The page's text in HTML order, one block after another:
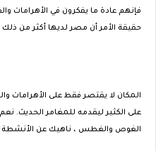
فإنهم عادة ما يفكرون في الأهرامات
حقيقة الأمر أن مصر لديها أكثر من ذلك
المكان لا يقتصر فقط على الأهرامات
على الكثير ليقدمه للمغامر الحديث.
الغوص والغطس ، ناهيك عن الأنشطة